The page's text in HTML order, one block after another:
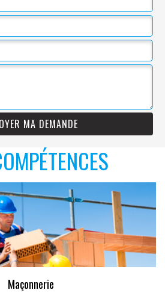
Maçonnerie